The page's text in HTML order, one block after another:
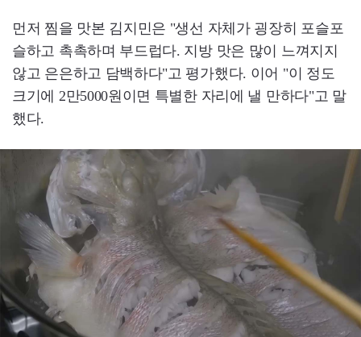
먼저 찜을 맛본 김지민은 "생선 자체가 굉장히 포슬포
슬하고 촉촉하며 부드럽다. 지방 맛은 많이 느껴지지
않고 은은하고 담백하다"고 평가했다. 이어 "이 정도
크기에 2만5000원이면 특별한 자리에 낼 만하다"고 말
했다.